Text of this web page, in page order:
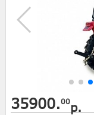
35900.00р.